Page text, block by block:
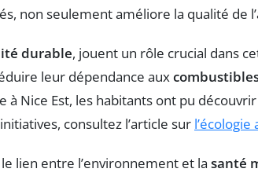
non seulement améliore la qualité
durable, jouent un rôle crucial dans
leur dépendance aux
à Nice Est, les habitants ont pu
consultez l’article sur
lien entre l’environnement et la santé